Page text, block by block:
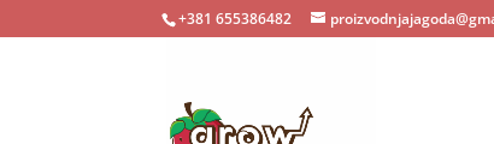
+381 655386482